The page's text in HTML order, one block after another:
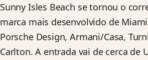
Sunny Isles Beach se tornou o
marca mais desenvolvido de
Porsche Design, Armani/Casa,
Carlton. A entrada vai de cerca de